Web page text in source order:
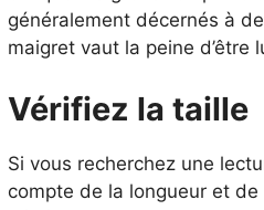
généralement décernés à
maigret vaut la peine d’être
Vérifiez la taille
Si vous recherchez une
compte de la longueur et